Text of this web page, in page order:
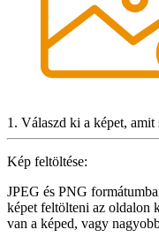
1. Válaszd ki a képet, amit
Kép feltöltése:
JPEG és PNG
képet feltölteni az oldalon
van a képed, vagy